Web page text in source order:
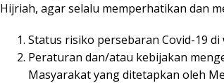
Hijriah, agar selalu memperhatikan dan
Status risiko persebaran Covid-19
Peraturan dan/atau kebijakan
Masyarakat yang ditetapkan oleh